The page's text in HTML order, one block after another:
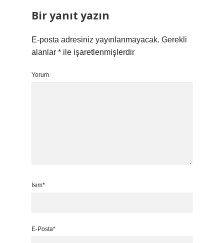
Bir yanıt yazın
E-posta adresiniz yayınlanmayacak. Gerekli
alanlar * ile işaretlenmişlerdir
Yorum
İsim*
E-Posta*